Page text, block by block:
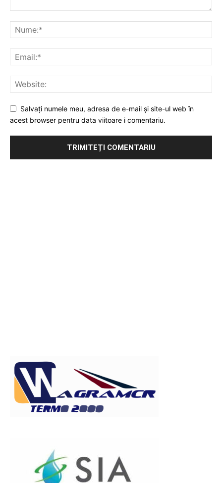
Salvați numele meu, adresa de e-mail și site-ul web în
acest browser pentru data viitoare i comentariu.